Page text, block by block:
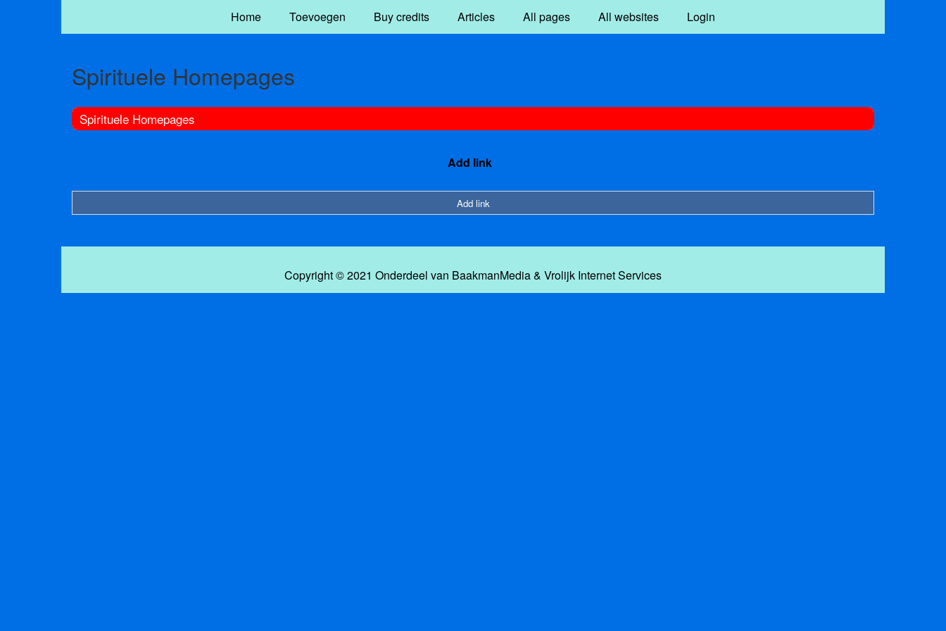
Home Toevoegen Buy credits Articles All pages All websites Login
Spirituele Homepages
Spirituele Homepages
Add link
Add link
Copyright © 2021 Onderdeel van BaakmanMedia& Vrolijk Internet Services